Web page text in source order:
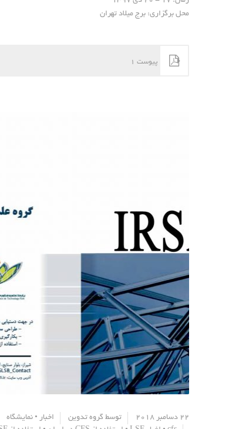
محل برگزاری: برج میلاد تهران
پیوست 1
22 دسامبر 2018 توسط گروه تدوین اخبار • نمایشگاه